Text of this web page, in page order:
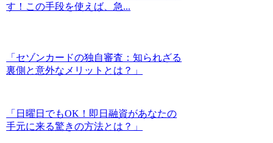
す！この手段を使えば、急...
「セゾンカードの独自審査：知られざる
裏側と意外なメリットとは？」
「日曜日でもOK！即日融資があなたの
手元に来る驚きの方法とは？」